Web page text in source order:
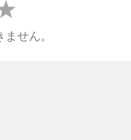
、こんなに分か
つの至宝、「私が
せん。